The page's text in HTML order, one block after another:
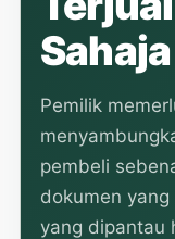
Sahaja
Pemilik
pembeli
dokumen
yang dipantau